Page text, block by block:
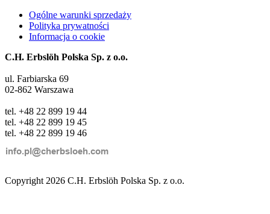
Ogólne warunki sprzedaży
Polityka prywatności
Informacja o cookie
C.H. Erbslöh Polska Sp. z o.o.
ul. Farbiarska 69
02-862 Warszawa
tel. +48 22 899 19 44
tel. +48 22 899 19 45
tel. +48 22 899 19 46
Copyright 2026 C.H. Erbslöh Polska Sp. z o.o.